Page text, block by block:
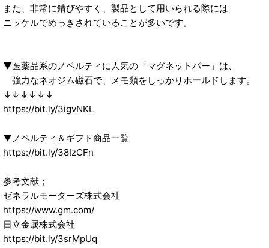
また、非常に錆びやすく、製品として用いられる際には
ニッケルでめっきされていることが多いです。
▼医薬品系のノベルティに人気の「マグネットバー」は、
強力なネオジム磁石で、メモ類をしっかりホールドします。
↓↓↓↓↓↓
https://bit.ly/3igvNKL
▼ノベルティ＆ギフト商品一覧
https://bit.ly/38IzCFn
参考文献；
ゼネラルモーターズ株式会社
https://www.gm.com/
日立金属株式会社
https://bit.ly/3srMpUq